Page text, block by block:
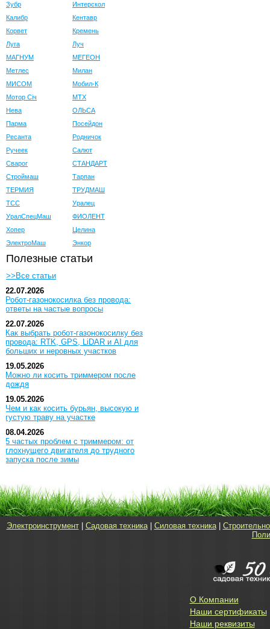
Зубр
Интерскол
Калибр
Кентавр
Корвет
Кремень
Луга
Луч
МАГНУМ
МЕГЕОН
Метлес
Милан
МИСОМ
Мобил-К
Мотор Сiч
МТХ
Нева
ОЛЬСА
Парма
Посейдон
Ресанта
Родничок
Ручеек
Салют
Сварог
СТАНДАРТ
Строймаш
Тарпан
ТЕРМИЯ
ТРУДМАШ
ТСС
Уралец
УралСпецМаш
ФИОЛЕНТ
Хопер
Целина
ЭлектроМаш
Энкор
Полезные статьи
>>Все статьи
22.07.2026
Робот-газонокосилка без провода:
ответы на частые вопросы
22.07.2026
Как выбрать робот-газонокосилку без
провода: RTK, GPS, LiDAR и AI для
больших и неровных участков
19.05.2026
Можно ли косить триммером после
дождя
19.05.2026
Чем и как косить бурьян, высокую и
густую траву на участке
08.04.2026
5 частых проблем с триммером: от
глохнущего двигателя до трудного
запуска после зимы
Электроинструмент| Садовая техника| Силовая техника|
О Компании
Наши сертификаты
Наши реквизиты